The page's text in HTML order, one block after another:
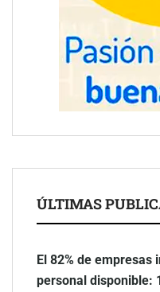
ÚLTIMAS
El 82% de empresas
personal disponible: